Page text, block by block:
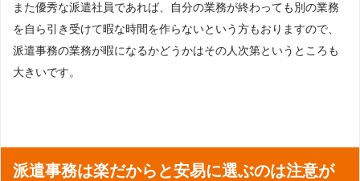
また優秀な派遣社員であれば、自分の業務が終わっても別の業務
を自ら引き受けて暇な時間を作らないという方もおりますので、
派遣事務の業務が暇になるかどうかはその人次第というところも
大きいです。
派遣事務は楽だからと安易に選ぶのは注意が